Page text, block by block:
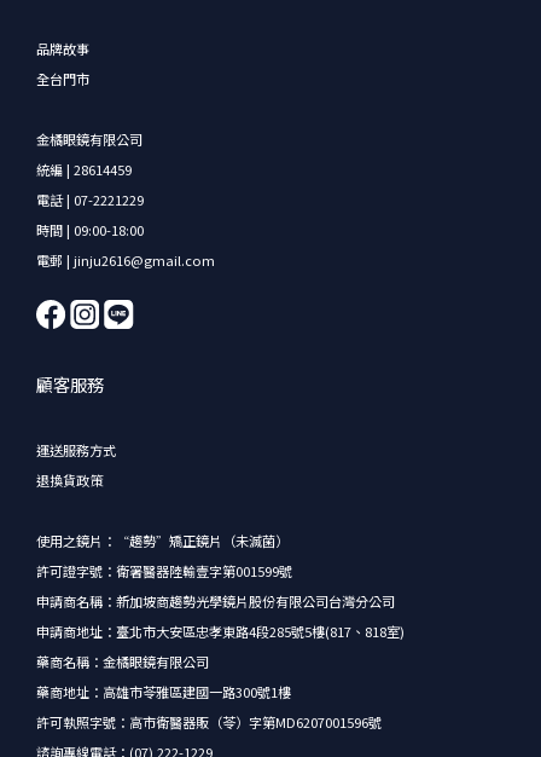
品牌故事
全台門市
金橘眼鏡有限公司
統編 | 28614459
電話 | 07-2221229
時間 | 09:00-18:00
電郵 | jinju2616@gmail.com
顧客服務
運送服務方式
退換貨政策
使用之鏡片：“趨勢”矯正鏡片（未滅菌）
許可證字號：衛署醫器陸輸壹字第001599號
申請商名稱：新加坡商趨勢光學鏡片股份有限公司台灣分公司
申請商地址：臺北市大安區忠孝東路4段285號5樓(817、818室)
藥商名稱：金橘眼鏡有限公司
藥商地址：高雄市苓雅區建國一路300號1樓
許可執照字號：高市衛醫器販（苓）字第MD6207001596號
諮詢專線電話：(07) 222-1229